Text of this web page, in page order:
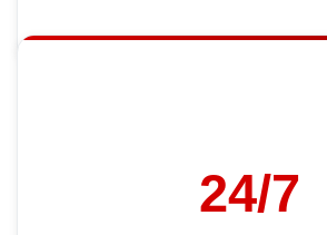
24/7